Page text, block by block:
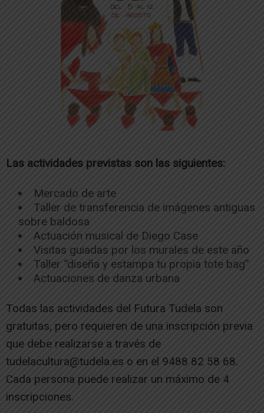
Las actividades previstas son las siguientes:
Mercado de arte
Taller de transferencia de imágenes antiguas
sobre baldosa
Actuación musical de Diego Case
Visitas guiadas por los murales de este año
Taller “diseña y estampa tu propia tote bag”
Actuaciones de danza urbana
Todas las actividades del Futura Tudela son
gratuitas, pero requieren de una inscripción previa
que debe realizarse a través de
tudelacultura@tudela.es o en el 9488 82 58 68.
Cada persona puede realizar un máximo de 4
inscripciones.